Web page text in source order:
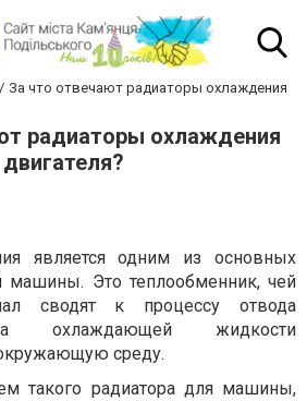
За что отвечают радиаторы охлаждения
радиаторы охлаждения
двигателя?
является одним из основных
машины. Это теплообменник, чей
сводят к процессу отвода
охлаждающей жидкости
среду.
такого радиатора для машины,